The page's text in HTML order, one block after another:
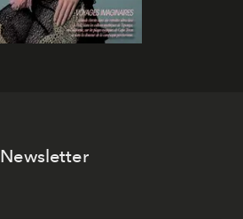
Newsletter